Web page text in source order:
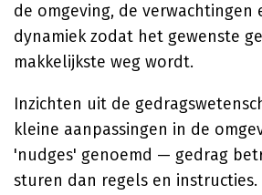
de omgeving, de verwachtingen
dynamiek zodat het gewenste
makkelijkste weg wordt.
Inzichten uit de
kleine aanpassingen in de
'nudges' genoemd — gedrag
sturen dan regels en